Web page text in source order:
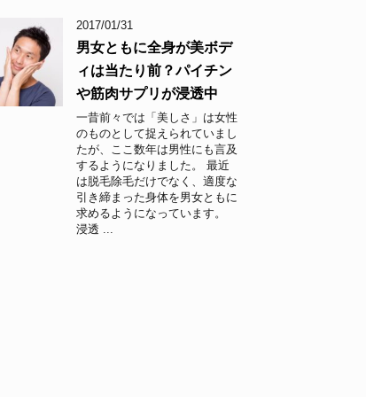
2017/01/31
男女ともに全身が美ボデ
ィは当たり前？パイチン
や筋肉サプリが浸透中
一昔前々では「美しさ」は女性
のものとして捉えられていまし
たが、ここ数年は男性にも言及
するようになりました。 最近
は脱毛除毛だけでなく、適度な
引き締まった身体を男女ともに
求めるようになっています。
浸透 ...